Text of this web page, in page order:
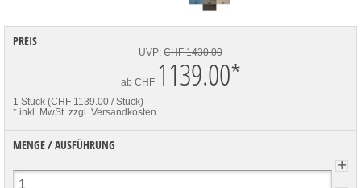
PREIS
UVP: CHF 1430.00
ab CHF 1139.00*
1 Stück (CHF 1139.00 / Stück)
* inkl. MwSt. zzgl. Versandkosten
MENGE / AUSFÜHRUNG